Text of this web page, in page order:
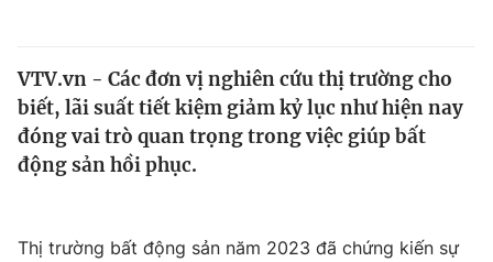
Thế giới
Tin tức
Thế giới đó đây
Kinh tế
Thị trường
VTV.vn - Các đơn vị nghiên cứu thị trường cho
biết, lãi suất tiết kiệm giảm kỷ lục như hiện nay
đóng vai trò quan trọng trong việc giúp bất
động sản hồi phục.
Thị trường bất động sản năm 2023 đã chứng kiến sự